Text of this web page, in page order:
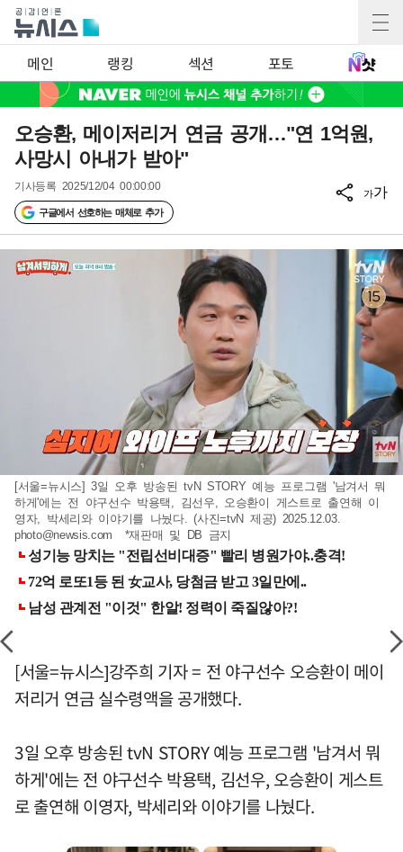
메인 랭킹 섹션 포토
오승환, 메이저리거 연금 공개…"연 1억원,
사망시 아내가 받아"
기사등록 2025/12/04 00:00:00
구글에서 선호하는 매체로 추가
가가
[서울=뉴시스] 3일 오후 방송된 tvN STORY 예능 프로그램 '남겨서 뭐
하게'에는 전 야구선수 박용택, 김선우, 오승환이 게스트로 출연해 이
영자, 박세리와 이야기를 나눴다. (사진=tvN 제공) 2025.12.03.
photo@newsis.com *재판매 및 DB 금지
[서울=뉴시스]강주희 기자 = 전 야구선수 오승환이 메이
저리거 연금 실수령액을 공개했다.
3일 오후 방송된 tvN STORY 예능 프로그램 '남겨서 뭐
하게'에는 전 야구선수 박용택, 김선우, 오승환이 게스트
로 출연해 이영자, 박세리와 이야기를 나눴다.